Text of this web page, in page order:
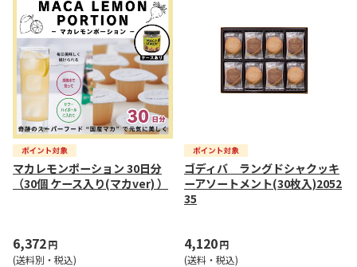
マカレモンポーション 30日分
（30個 ケース入り(マカver) ）
6,372円
(送料別・税込)
ゴディバ ラングドシャクッキ
ーアソートメント(30枚入)2052
35
4,120円
(送料・税込)